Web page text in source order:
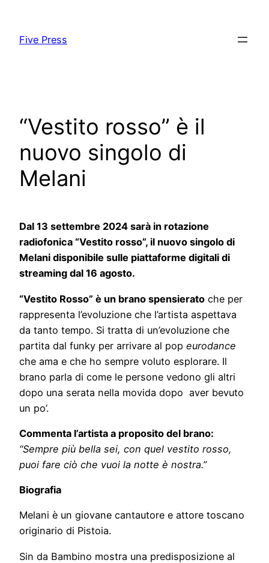
content
Five Press
“Vestito rosso” è il
nuovo singolo di
Melani
Dal 13 settembre 2024 sarà in rotazione
radiofonica “Vestito rosso”, il nuovo singolo di
Melani disponibile sulle piattaforme digitali di
streaming dal 16 agosto.
“Vestito Rosso” è un brano spensierato che per
rappresenta l’evoluzione che l’artista aspettava
da tanto tempo. Si tratta di un’evoluzione che
partita dal funky per arrivare al pop eurodance
che ama e che ho sempre voluto esplorare. Il
brano parla di come le persone vedono gli altri
dopo una serata nella movida dopo aver bevuto
un po’.
Commenta l’artista a proposito del brano:
“Sempre più bella sei, con quel vestito rosso,
puoi fare ciò che vuoi la notte è nostra.”
Biografia
Melani è un giovane cantautore e attore toscano
originario di Pistoia.
Sin da Bambino mostra una predisposizione al